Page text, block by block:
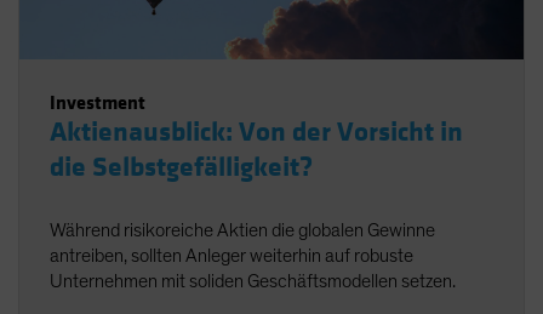
Investment
Aktienausblick: Von der Vorsicht in
die Selbstgefälligkeit?
Während risikoreiche Aktien die globalen Gewinne
antreiben, sollten Anleger weiterhin auf robuste
Unternehmen mit soliden Geschäftsmodellen setzen.